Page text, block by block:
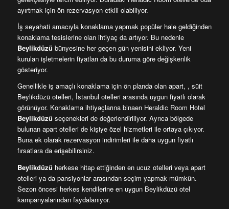
ayırtmak için ön rezervasyon etkili olabiliyor.
İş seyahati amacıyla konaklama yapmak popüler hale geldiğinden
konaklama tesislerine olan ihtiyaç da artıyor. Bu nedenle
Beylikdüzü bünyesine her geçen gün yenisini ekliyor. Yeni
kurulan işletmelerin fiyatları da bu duruma göre değişkenlik
gösteriyor.
Genellikle iş amaçlı konaklama için ön planda olan apart, , süit
Beylikdüzü otelleri, İstanbul otelleri arasında uygun fiyatlı olarak
görünüyor. Konaklama ihtiyaçlarına binaen Heraldic Room Hotel
Beylikdüzü seçenekleri de değerlendiriliyor. Ayrıca bölgede
bulunan apart otelleri de kişiye özel hizmetleri ile ortaya çıkıyor.
Buna ek olarak rezervasyon indirimleri ile daha uygun fiyatlı
fırsatlara da erişebilirsiniz.
Beylikdüzü herkese hitap ettiğinden en ucuz otelleri veya apart
otelleri ya da pansiyonlar arasından seçim yapmak mümkün.
Sezon öncesi herkes kendilerine en uygun Beylikdüzü otel
kampanyalarından faydalanıyor.